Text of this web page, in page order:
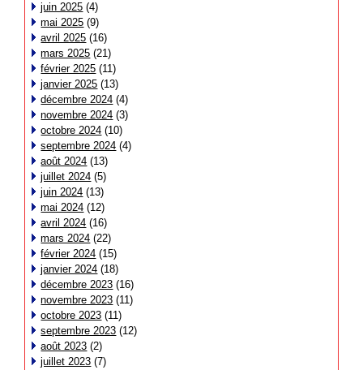
juin 2025 (4)
mai 2025 (9)
avril 2025 (16)
mars 2025 (21)
février 2025 (11)
janvier 2025 (13)
décembre 2024 (4)
novembre 2024 (3)
octobre 2024 (10)
septembre 2024 (4)
août 2024 (13)
juillet 2024 (5)
juin 2024 (13)
mai 2024 (12)
avril 2024 (16)
mars 2024 (22)
février 2024 (15)
janvier 2024 (18)
décembre 2023 (16)
novembre 2023 (11)
octobre 2023 (11)
septembre 2023 (12)
août 2023 (2)
juillet 2023 (7)